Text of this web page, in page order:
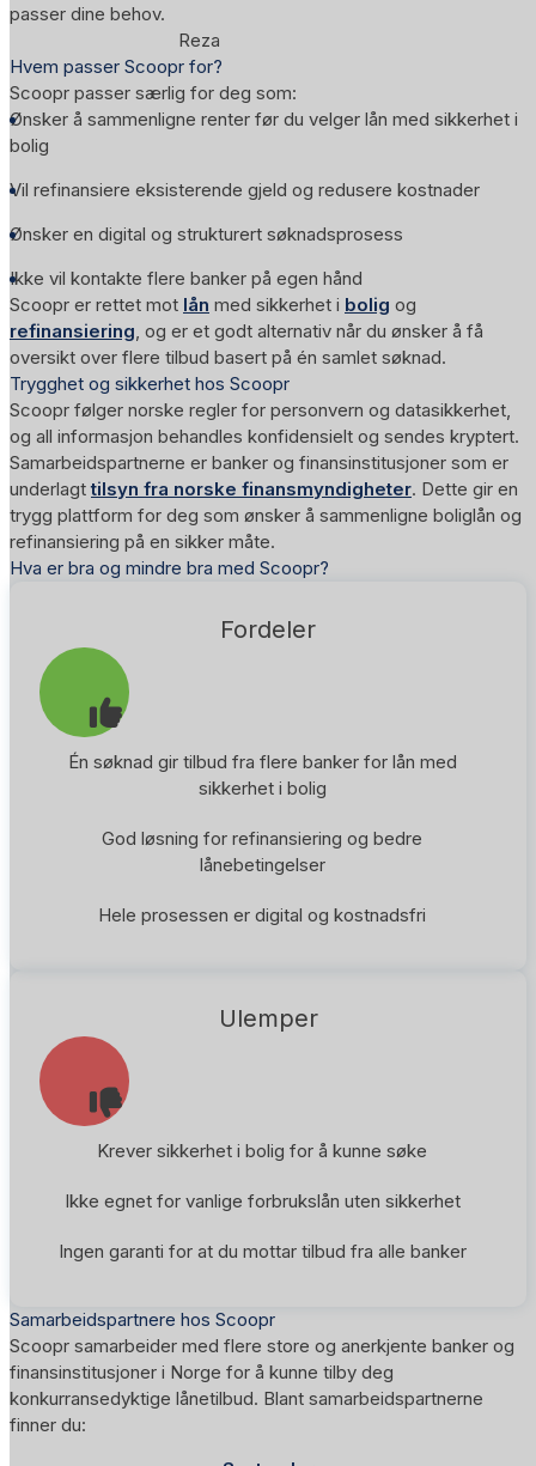
passer dine behov.
Reza
Hvem passer Scoopr for?
Scoopr passer særlig for deg som:
Ønsker å sammenligne renter før du velger lån med sikkerhet i
bolig
Vil refinansiere eksisterende gjeld og redusere kostnader
Ønsker en digital og strukturert søknadsprosess
Ikke vil kontakte flere banker på egen hånd
Scoopr er rettet mot lån med sikkerhet i bolig og
refinansiering , og er et godt alternativ når du ønsker å få
oversikt over flere tilbud basert på én samlet søknad.
Trygghet og sikkerhet hos Scoopr
Scoopr følger norske regler for personvern og datasikkerhet,
og all informasjon behandles konfidensielt og sendes kryptert.
Samarbeidspartnerne er banker og finansinstitusjoner som er
underlagttilsyn fra norske finansmyndigheter. Dette gir en
trygg plattform for deg som ønsker å sammenligne boliglån og
refinansiering på en sikker måte.
Hva er bra og mindre bra med Scoopr?
Fordeler
Én søknad gir tilbud fra flere banker for lån med
sikkerhet i bolig
God løsning for refinansiering og bedre
lånebetingelser
Hele prosessen er digital og kostnadsfri
Ulemper
Krever sikkerhet i bolig for å kunne søke
Ikke egnet for vanlige forbrukslån uten sikkerhet
Ingen garanti for at du mottar tilbud fra alle banker
Samarbeidspartnere hos Scoopr
Scoopr samarbeider med flere store og anerkjente banker og
finansinstitusjoner i Norge for å kunne tilby deg
konkurransedyktige lånetilbud. Blant samarbeidspartnerne
finner du: